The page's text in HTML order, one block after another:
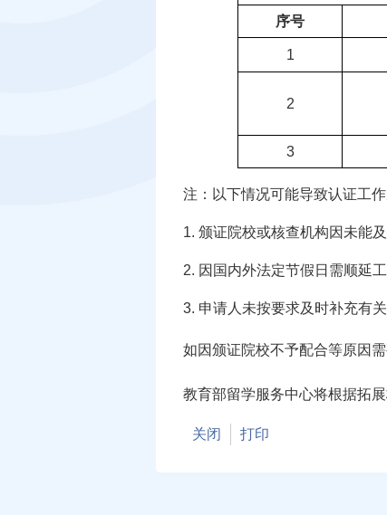
序号
1
2
3
注：以下情况可能导致认证工
1. 颁证院校或核查机构因未能
2. 因国内外法定节假日需顺延工
3. 申请人未按要求及时补充有关
如因颁证院校不予配合等原因
教育部留学服务中心将根据拓
关闭 打印